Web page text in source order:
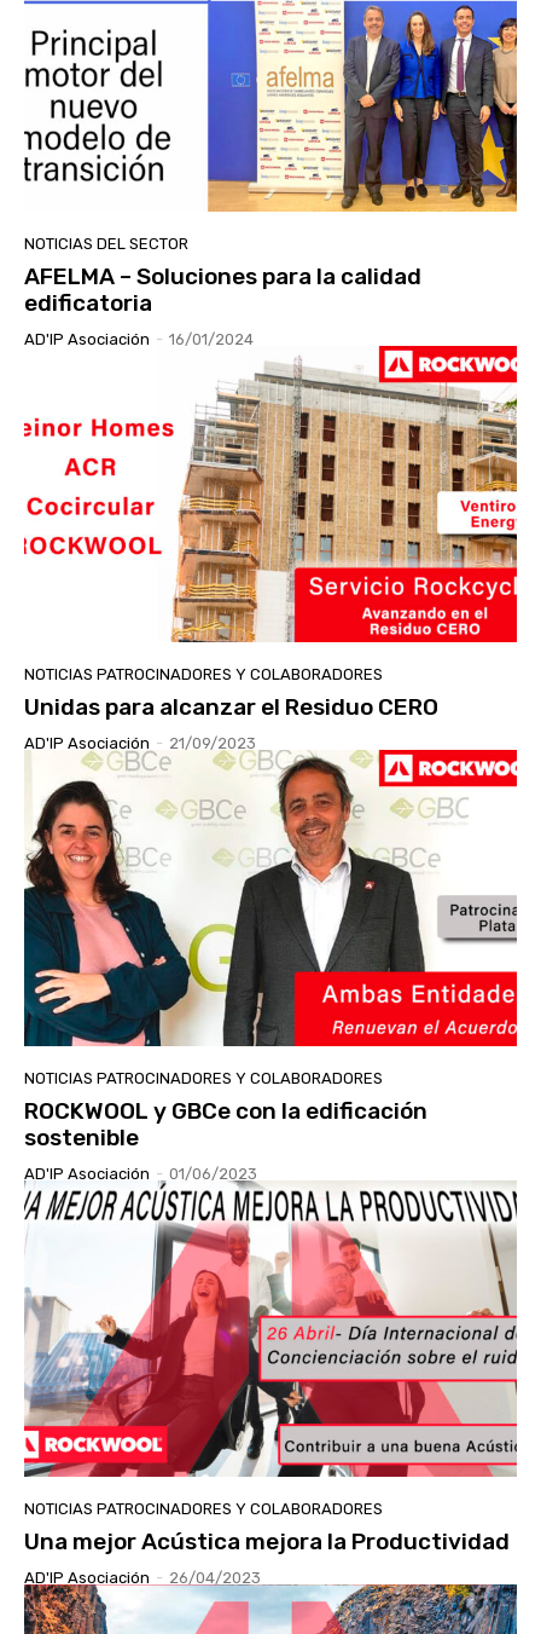
NOTICIAS DEL SECTOR
AFELMA – Soluciones para la calidad
edificatoria
AD'IP Asociación - 16/01/2024
NOTICIAS PATROCINADORES Y COLABORADORES
Unidas para alcanzar el Residuo CERO
AD'IP Asociación - 21/09/2023
NOTICIAS PATROCINADORES Y COLABORADORES
ROCKWOOL y GBCe con la edificación
sostenible
AD'IP Asociación - 01/06/2023
NOTICIAS PATROCINADORES Y COLABORADORES
Una mejor Acústica mejora la Productividad
AD'IP Asociación - 26/04/2023